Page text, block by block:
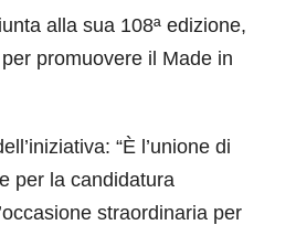
alla sua 108ª edizione,
promuovere il Made in
“È l’unione di
per la candidatura
straordinaria per